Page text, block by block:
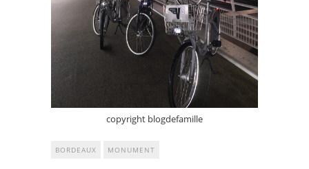
copyright blogdefamille
BORDEAUX MONUMENT